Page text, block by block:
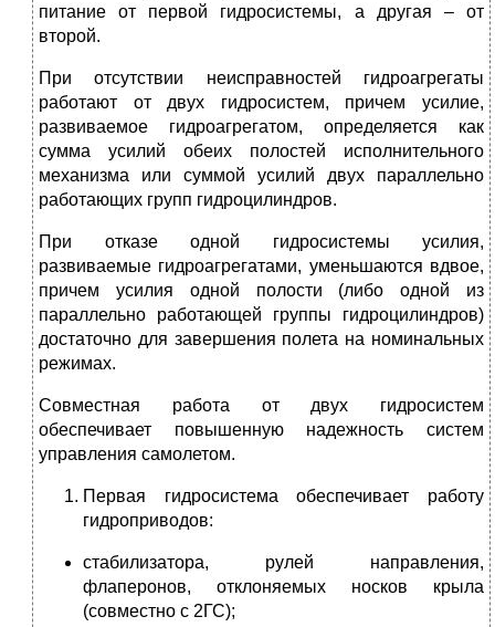
питание от первой гидросистемы, а другая – от
второй.
При отсутствии неисправностей гидроагрегаты
работают от двух гидросистем, причем усилие,
развиваемое гидроагрегатом, определяется как
сумма усилий обеих полостей исполнительного
механизма или суммой усилий двух параллельно
работающих групп гидроцилиндров.
При отказе одной гидросистемы усилия,
развиваемые гидроагрегатами, уменьшаются вдвое,
причем усилия одной полости (либо одной из
параллельно работающей группы гидроцилиндров)
достаточно для завершения полета на номинальных
режимах.
Совместная работа от двух гидросистем
обеспечивает повышенную надежность систем
управления самолетом.
Первая гидросистема обеспечивает работу
гидроприводов:
стабилизатора, рулей направления,
флаперонов, отклоняемых носков крыла
(совместно с 2ГС);